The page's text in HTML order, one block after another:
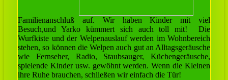
Familienanschluß auf. Wir haben Kinder mit viel
Besuch,und Yarko kümmert sich auch toll mit! Die
Wurfkiste und der Welpenauslauf werden im Wohnbereich
stehen, so können die Welpen auch gut an Alltagsgeräusche
wie Fernseher, Radio, Staubsauger, Küchengeräusche,
spielende Kinder usw. gewöhnt werden. Wenn die Kleinen
ihre Ruhe brauchen, schließen wir einfach die Tür!